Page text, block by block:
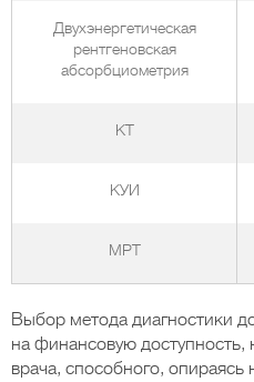
Двухэнергетическая
рентгеновская
абсорбциометрия
КТ
КУИ
МРТ
Выбор метода диагностики
на финансовую
врача, способного, опираясь